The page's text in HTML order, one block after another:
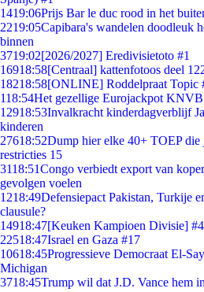
1419:06Prijs Bar le duc rood in het
2219:05Capibara's wandelen doodleuk
binnen
3719:02[2026/2027] Eredivisietoto #1
16918:58[Centraal] kattenfotoos deel
18218:58[ONLINE] Roddelpraat Topic
118:54Het gezellige Eurojackpot
12918:53Invalkracht kinderdagverblijf
kinderen
27618:52Dump hier elke 40+ TOEP
restricties 15
3118:51Congo verbiedt export van
gevolgen voelen
1218:49Defensiepact Pakistan, Turkije
clausule?
14918:47[Keuken Kampioen Divisie]
22518:47Israel en Gaza #17
10618:45Progressieve Democraat El-
Michigan
3718:45Trump wil dat J.D. Vance hem